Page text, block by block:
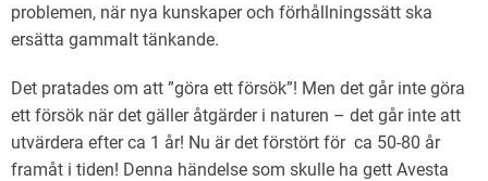
problemen, när nya kunskaper och förhållningssätt ska
ersätta gammalt tänkande.
Det pratades om att ”göra ett försök”! Men det går inte göra
ett försök när det gäller åtgärder i naturen – det går inte att
utvärdera efter ca 1 år! Nu är det förstört för ca 50-80 år
framåt i tiden! Denna händelse som skulle ha gett Avesta